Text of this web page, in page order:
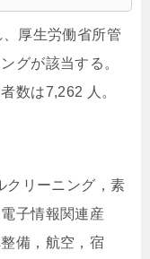
厚生労働省所管
グが該当する。
数は7,262 人。
クリーニング，素
子情報関連産
備，航空，宿